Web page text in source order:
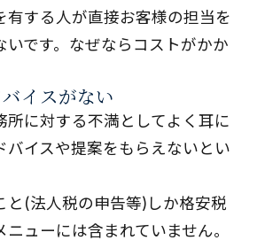
有する人が直接お客様の担当を
いです。なぜならコストがかか
イスがない
所に対する不満としてよく耳に
バイスや提案をもらえないとい
と(法人税の申告等)しか格安税
ューには含まれていません。